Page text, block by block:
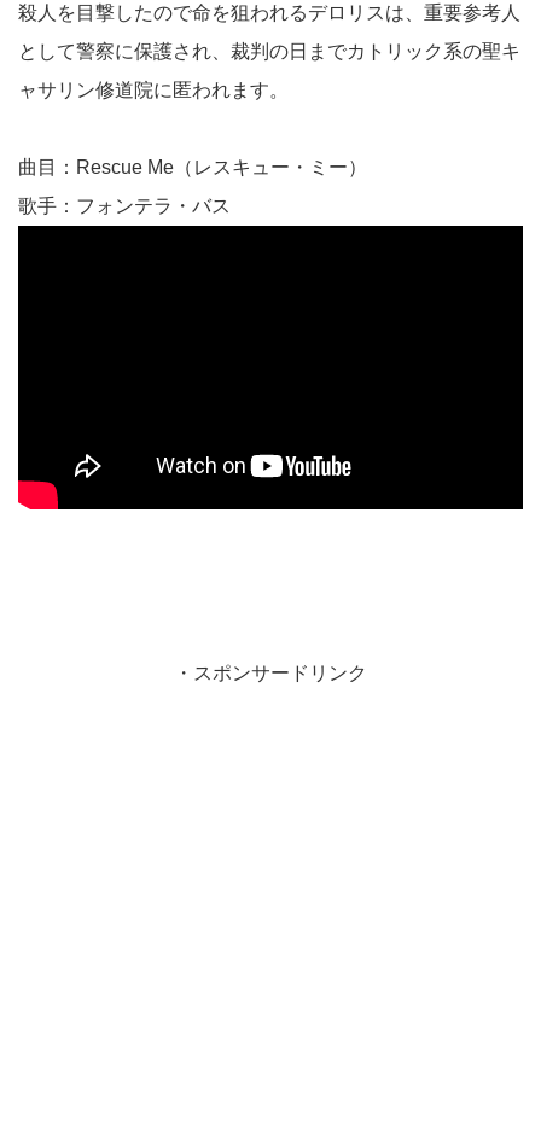
殺人を目撃したので命を狙われるデロリスは、重要参考人
として警察に保護され、裁判の日までカトリック系の聖キ
ャサリン修道院に匿われます。
曲目：Rescue Me（レスキュー・ミー）
歌手：フォンテラ・バス
・スポンサードリンク